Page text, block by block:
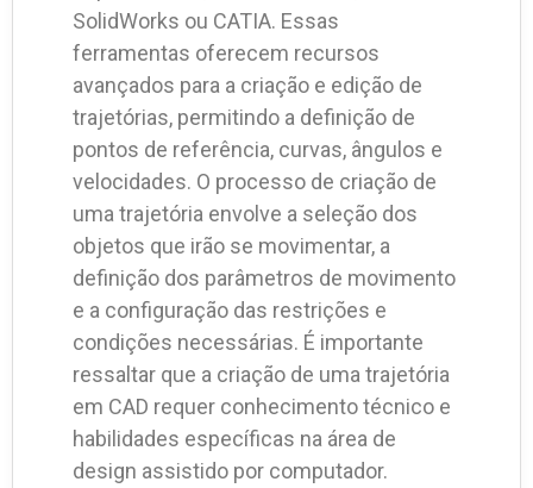
SolidWorks ou CATIA. Essas
ferramentas oferecem recursos
avançados para a criação e edição de
trajetórias, permitindo a definição de
pontos de referência, curvas, ângulos e
velocidades. O processo de criação de
uma trajetória envolve a seleção dos
objetos que irão se movimentar, a
definição dos parâmetros de movimento
e a configuração das restrições e
condições necessárias. É importante
ressaltar que a criação de uma trajetória
em CAD requer conhecimento técnico e
habilidades específicas na área de
design assistido por computador.